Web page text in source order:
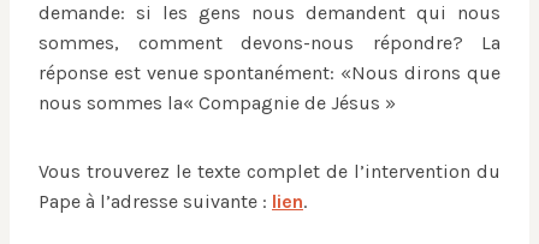
demande: si les gens nous demandent qui nous
sommes, comment devons-nous répondre? La
réponse est venue spontanément: «Nous dirons que
nous sommes la« Compagnie de Jésus »
Vous trouverez le texte complet de l’intervention du
Pape à l’adresse suivante : lien.